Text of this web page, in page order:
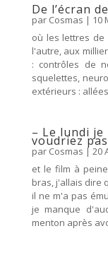
De l’écran
par Cosmas | 10
où les lettres de
l'autre, aux
: contrôles de
squelettes,
extérieurs :
– Le lundi
voudriez
par Cosmas | 20
et le film à
bras, j'allais dire
il ne m'a pas
je manque
menton après